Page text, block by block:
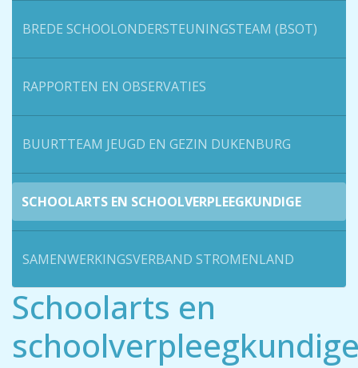
BREDE SCHOOLONDERSTEUNINGSTEAM (BSOT)
RAPPORTEN EN OBSERVATIES
BUURTTEAM JEUGD EN GEZIN DUKENBURG
SCHOOLARTS EN SCHOOLVERPLEEGKUNDIGE
SAMENWERKINGSVERBAND STROMENLAND
Schoolarts en